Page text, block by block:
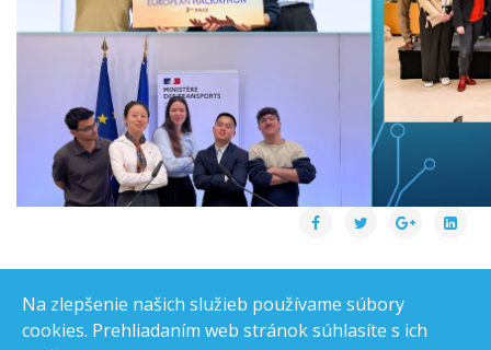
Na zlepšenie našich služieb používame súbory
cookies. Prehliadaním web stránok súhlasíte s ich